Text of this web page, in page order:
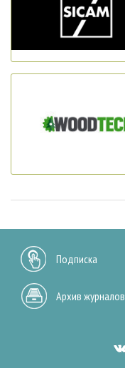
Подписка
Архив журналов